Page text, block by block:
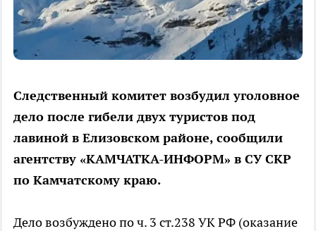
Следственный комитет возбудил уголовное
дело после гибели двух туристов под
лавиной в Елизовском районе, сообщили
агентству «КАМЧАТКА-ИНФОРМ» в СУ СКР
по Камчатскому краю.
Дело возбуждено по ч. 3 ст.238 УК РФ (оказание